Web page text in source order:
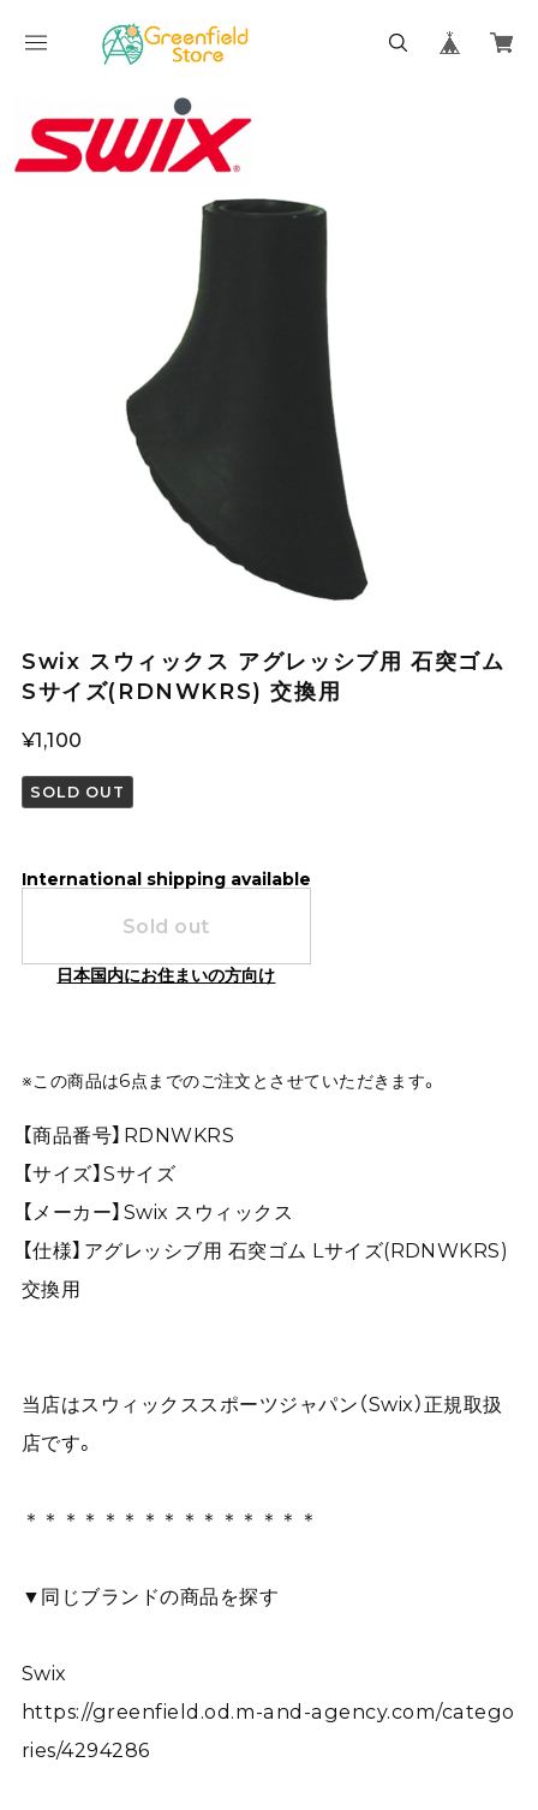
Swix スウィックス アグレッシブ用 石突ゴム
Sサイズ(RDNWKRS) 交換用
¥1,100
SOLD OUT
International shipping available
Sold out
日本国内にお住まいの方向け
※この商品は6点までのご注文とさせていただきます。
【商品番号】RDNWKRS
【サイズ】Sサイズ
【メーカー】Swix スウィックス
【仕様】アグレッシブ用 石突ゴム Lサイズ(RDNWKRS)
交換用
当店はスウィックススポーツジャパン（Swix）正規取扱
店です。
＊＊＊＊＊＊＊＊＊＊＊＊＊＊＊
▼同じブランドの商品を探す
Swix
https://greenfield.od.m-and-agency.com/catego
ries/4294286